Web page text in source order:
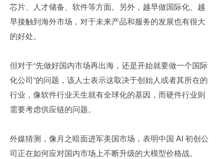
芯片、人才储备、软件等方面。另外，越早做国际化、越
早接触到海外市场，对于未来产品和服务的发展也有很大
的好处。
但对于“先做好国内市场再出海，还是开始就要做一个国际
化公司”的问题，该人士表示这取决于创始人或者其所在的
行业，像软件行业天生就有全球化的基因，而硬件行业则
需要考虑供应链的问题。
外媒猜测，像月之暗面进军美国市场，表明中国 AI 初创公
司正在如何应对国内市场上不断升级的大模型价格战。